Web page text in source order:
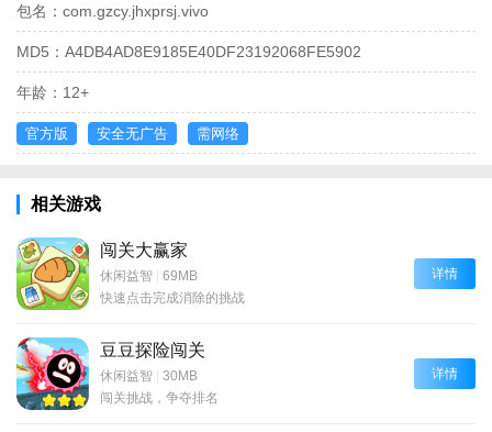
包名： com.gzcy.jhxprsj.vivo
MD5： A4DB4AD8E9185E40DF23192068FE5902
年龄： 12+
官方版 安全无广告 需网络
相关游戏
闯关大赢家
休闲益智 | 69MB
快速点击完成消除的挑战
详情
豆豆探险闯关
休闲益智 | 30MB
闯关挑战，争夺排名
详情